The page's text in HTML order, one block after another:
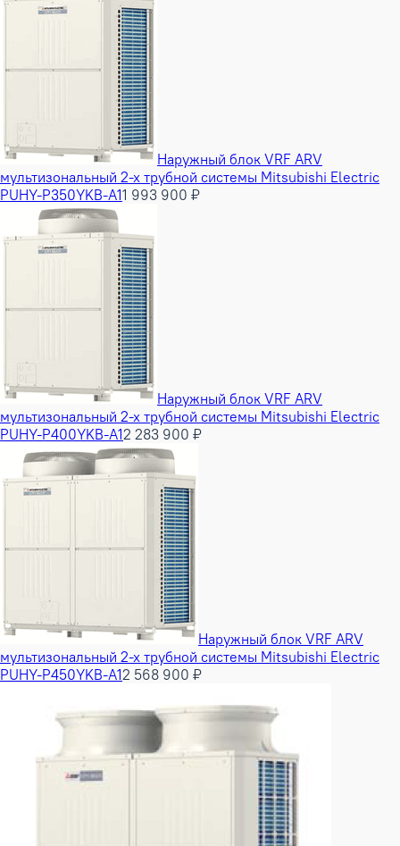
Наружный блок VRF ARV
мультизональный 2-х трубной системы Mitsubishi Electric
PUHY-P350YKB-A11 993 900 ₽
Наружный блок VRF ARV
мультизональный 2-х трубной системы Mitsubishi Electric
PUHY-P400YKB-A12 283 900 ₽
Наружный блок VRF ARV
мультизональный 2-х трубной системы Mitsubishi Electric
PUHY-P450YKB-A12 568 900 ₽